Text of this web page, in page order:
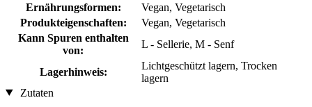
Ernährungsformen:
Vegan, Vegetarisch
Produkteigenschaften:
Vegan, Vegetarisch
Kann Spuren enthalten
von:
L - Sellerie, M - Senf
Lagerhinweis:
Lichtgeschützt lagern, Trocken
lagern
Zutaten